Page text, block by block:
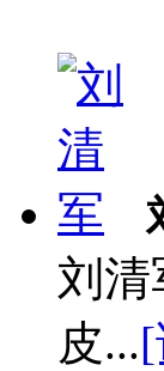
刘清
皮...